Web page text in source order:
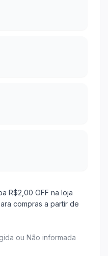
R$2,00 OFF na loja
compras a partir de
ou Não informada